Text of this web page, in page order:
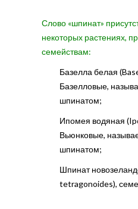
Слово «шпинат»
некоторых растениях,
семействам:
Базелла белая
Базелловые,
шпинатом;
Ипомея водяная
Вьюнковые,
шпинатом;
Шпинат
tetragonoides),